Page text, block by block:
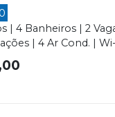
| 4 Banheiros | 2
| 4 Ar Cond. |